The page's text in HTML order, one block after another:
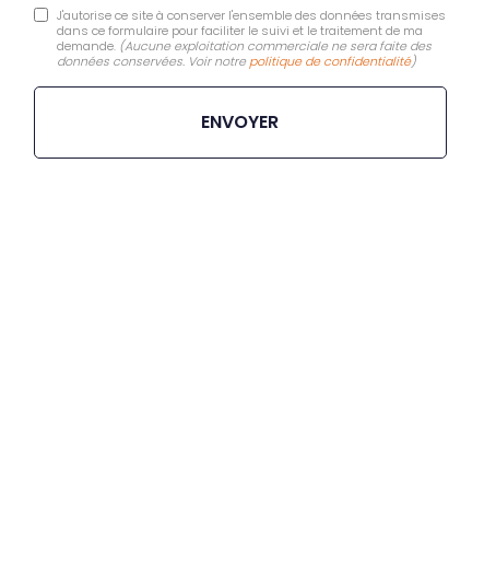
J'autorise ce site à conserver l'ensemble des données transmises
dans ce formulaire pour faciliter le suivi et le traitement de ma
demande. (Aucune exploitation commerciale ne sera faite des
données conservées. Voir notre politique de confidentialité)